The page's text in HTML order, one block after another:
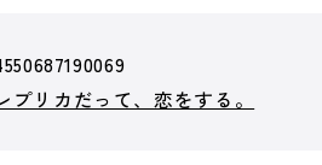
プリカだって、恋をする。